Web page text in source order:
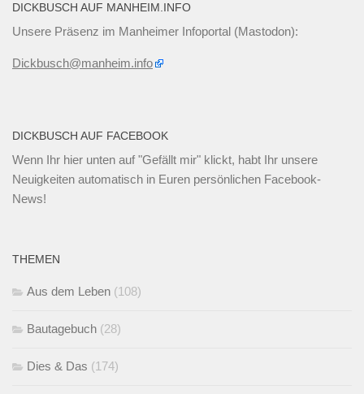
DICKBUSCH AUF MANHEIM.INFO
Unsere Präsenz im Manheimer Infoportal (Mastodon):
Dickbusch@manheim.info
DICKBUSCH AUF FACEBOOK
Wenn Ihr hier unten auf "Gefällt mir" klickt, habt Ihr unsere
Neuigkeiten automatisch in Euren persönlichen Facebook-
News!
THEMEN
Aus dem Leben (108)
Bautagebuch (28)
Dies & Das (174)